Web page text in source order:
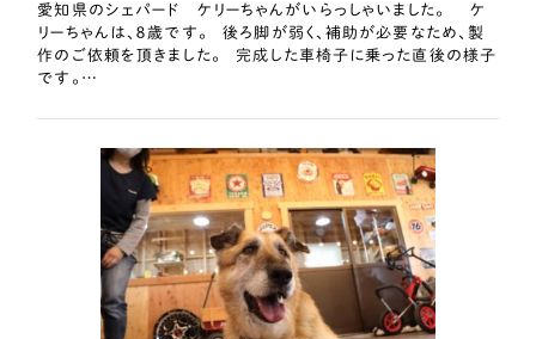
愛知県のシェパード ケリーちゃんがいらっしゃいました。 ケ
リーちゃんは、８歳です。 後ろ脚が弱く、補助が必要なため、製
作のご依頼を頂きました。 完成した車椅子に乗った直後の様子
です。…